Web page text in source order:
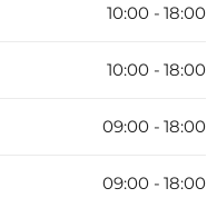
10:00 - 18:00
10:00 - 18:00
09:00 - 18:00
09:00 - 18:00